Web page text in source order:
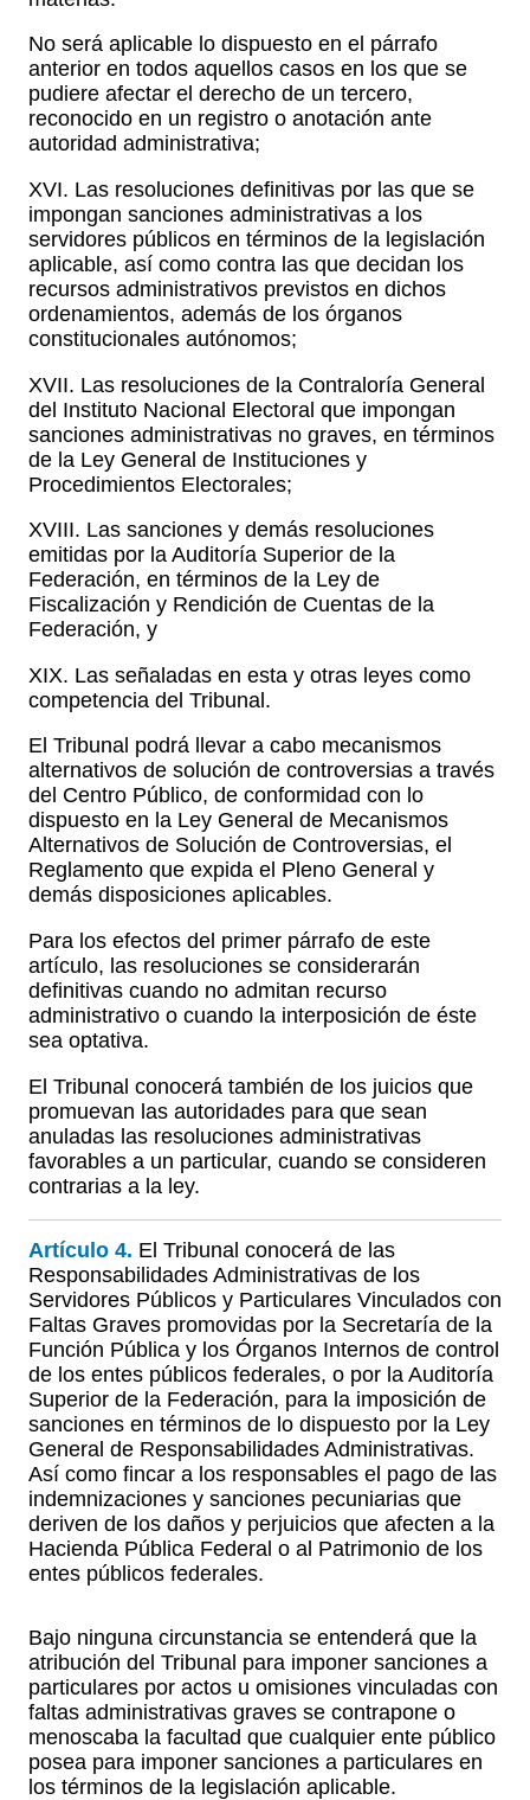
No será aplicable lo dispuesto en el párrafo
anterior en todos aquellos casos en los que se
pudiere afectar el derecho de un tercero,
reconocido en un registro o anotación ante
autoridad administrativa;
XVI. Las resoluciones definitivas por las que se
impongan sanciones administrativas a los
servidores públicos en términos de la legislación
aplicable, así como contra las que decidan los
recursos administrativos previstos en dichos
ordenamientos, además de los órganos
constitucionales autónomos;
XVII. Las resoluciones de la Contraloría General
del Instituto Nacional Electoral que impongan
sanciones administrativas no graves, en términos
de la Ley General de Instituciones y
Procedimientos Electorales;
XVIII. Las sanciones y demás resoluciones
emitidas por la Auditoría Superior de la
Federación, en términos de la Ley de
Fiscalización y Rendición de Cuentas de la
Federación, y
XIX. Las señaladas en esta y otras leyes como
competencia del Tribunal.
El Tribunal podrá llevar a cabo mecanismos
alternativos de solución de controversias a través
del Centro Público, de conformidad con lo
dispuesto en la Ley General de Mecanismos
Alternativos de Solución de Controversias, el
Reglamento que expida el Pleno General y
demás disposiciones aplicables.
Para los efectos del primer párrafo de este
artículo, las resoluciones se considerarán
definitivas cuando no admitan recurso
administrativo o cuando la interposición de éste
sea optativa.
El Tribunal conocerá también de los juicios que
promuevan las autoridades para que sean
anuladas las resoluciones administrativas
favorables a un particular, cuando se consideren
contrarias a la ley.
Artículo 4. El Tribunal conocerá de las
Responsabilidades Administrativas de los
Servidores Públicos y Particulares Vinculados con
Faltas Graves promovidas por la Secretaría de la
Función Pública y los Órganos Internos de control
de los entes públicos federales, o por la Auditoría
Superior de la Federación, para la imposición de
sanciones en términos de lo dispuesto por la Ley
General de Responsabilidades Administrativas.
Así como fincar a los responsables el pago de las
indemnizaciones y sanciones pecuniarias que
deriven de los daños y perjuicios que afecten a la
Hacienda Pública Federal o al Patrimonio de los
entes públicos federales.
Bajo ninguna circunstancia se entenderá que la
atribución del Tribunal para imponer sanciones a
particulares por actos u omisiones vinculadas con
faltas administrativas graves se contrapone o
menoscaba la facultad que cualquier ente público
posea para imponer sanciones a particulares en
los términos de la legislación aplicable.